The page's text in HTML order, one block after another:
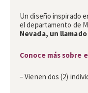
Un diseño inspirado
el departamento de
Nevada, un
Conoce más sobre
– Vienen dos (2)